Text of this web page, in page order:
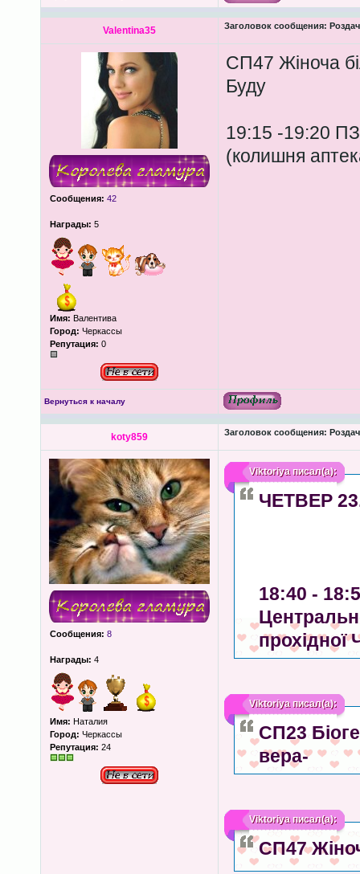
Valentina35 Заголовок сообщения:
Сообщения: 42
Награды: 5
Имя: Валентива
Город: Черкассы
Репутация: 0
СП47 Жіноча
Буду
19:15 -19:20
(колишня
Вернуться к началу
koty859 Заголовок сообщения:
Сообщения: 8
Награды: 4
Имя: Наталия
Город: Черкассы
Репутация: 24
Viktoriyaписал(а):
ЧЕТВЕР
18:40 -
прохідної
Viktoriyaписал(а):
СП23
вера-
Viktoriyaписал(а):
СП47